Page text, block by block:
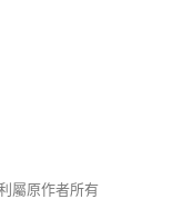
屬原作者所有